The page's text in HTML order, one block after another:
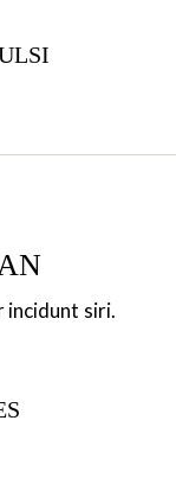
incidunt siri.